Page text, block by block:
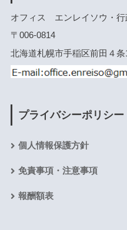
オフィス エンレイソウ・行
〒006-0814
北海道札幌市手稲区前田４条
プライバシーポリシー
個人情報保護方針
免責事項・注意事項
報酬額表